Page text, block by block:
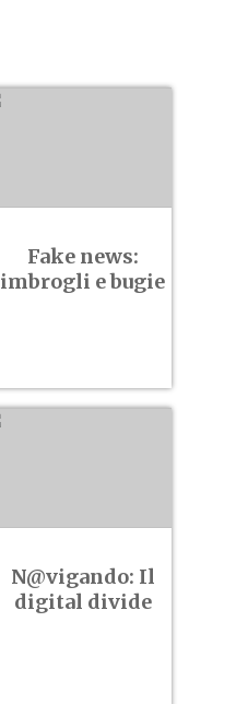
Fake news:
imbrogli e bugie
N@vigando: Il
digital divide